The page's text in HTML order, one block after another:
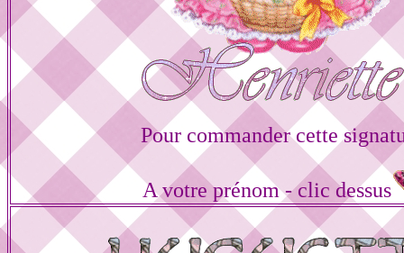
Pour commander cette
A votre prénom - clic dessus